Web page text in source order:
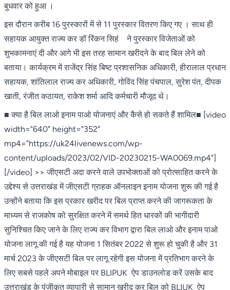
बुधवार को हुआ ।
इस दौरान करीब 16 पुरस्कारों में से 11 पुरस्कार वितरण किए गए । साथ ही
सहायक आयुक्त राज्य कर डॉ रिंकन सिहं ने पुरस्कार विजेताओं को
शुभकामनाएं दी और आगे भी इस तरह सामान खरीदने के बाद बिल लेने को
बताया। कार्यक्रम में राजेंद्र सिंह बिष्ट प्रशासनिक अधिकारी, हीरालाल प्रधान
सहायक, शांतिलाल राज्य कर अधिकारी, गोविंद सिंह पंचपाल, सुरेश पंत, दीपक
खाती, रंजीत कठायत, राकेश शर्मा आदि कर्मचारी मौजूद थे।
■ क्या है बिल लाओ इनाम पाओ योजनाएं और कैसे हो सकते हैं शामिल■ [video
width="640" height="352"
mp4="https://uk24livenews.com/wp-
content/uploads/2023/02/VID-20230215-WA0069.mp4"]
[/video] >> जीएसटी अदा करने वाले उपभोक्ताओं को प्रोत्साहित करने के
उद्देश्य से उत्तराखंड में जीएसटी ग्राहक ऑनलाइन इनाम योजना शुरू की गई है
उन्होंने बताया कि इस प्रकार खरीद पर बिल प्राप्त करने की जागरूकता के
माध्यम से राजकोष को सुरक्षित करने में समर्थ हित धारकों की भागीदारी
सुनिश्चित किए जाने के लिए राज्य कर विभाग द्वारा बिल लाओ और इनाम पाओ
योजना लागू की गई है यह योजना 1 सितंबर 2022 से शुरू हो चुकी है और 31
मार्च 2023 के जीएसटी बिल पर लागू रहेगी इस योजना में प्रतिभाग करने के
लिए सबसे पहले अपने मोबाइल पर BLIPUK ऐप डाउनलोड करें उसके बाद
उत्तराखंड के पंजीकृत व्यापारी से सामान खरीद कर बिल को BLIUK ऐप